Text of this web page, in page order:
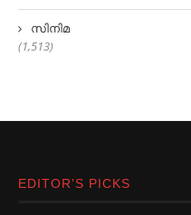
സിനിമ
(1,513)
EDITOR’S PICKS